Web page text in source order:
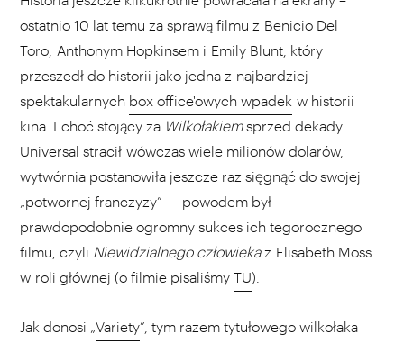
ostatnio 10 lat temu za sprawą filmu z Benicio Del
Toro, Anthonym Hopkinsem i Emily Blunt, który
przeszedł do historii jako jedna z najbardziej
spektakularnych box office'owych wpadek w historii
kina. I choć stojący za Wilkołakiemsprzed dekady
Universal stracił wówczas wiele milionów dolarów,
wytwórnia postanowiła jeszcze raz sięgnąć do swojej
„potwornej franczyzy” — powodem był
prawdopodobnie ogromny sukces ich tegorocznego
filmu, czyli Niewidzialnego człowiekaz Elisabeth Moss
w roli głównej (o filmie pisaliśmy TU).
Jak donosi „Variety”, tym razem tytułowego wilkołaka